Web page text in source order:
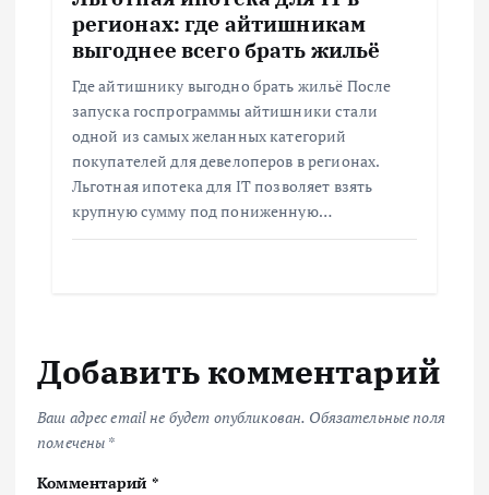
регионах: где айтишникам
выгоднее всего брать жильё
Где айтишнику выгодно брать жильё После
запуска госпрограммы айтишники стали
одной из самых желанных категорий
покупателей для девелоперов в регионах.
Льготная ипотека для IT позволяет взять
крупную сумму под пониженную…
Добавить комментарий
Ваш адрес email не будет опубликован. Обязательные поля
помечены *
Комментарий *